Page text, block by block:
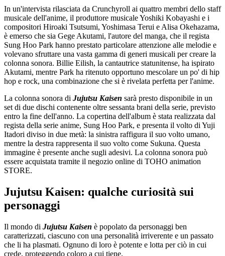
In un'intervista rilasciata da Crunchyroll ai quattro membri dello staff
musicale dell'anime, il produttore musicale Yoshiki Kobayashi e i
compositori Hiroaki Tsutsumi, Yoshimasa Terui e Alisa Okehazama,
è emerso che sia Gege Akutami, l'autore del manga, che il regista
Sung Hoo Park hanno prestato particolare attenzione alle melodie e
volevano sfruttare una vasta gamma di generi musicali per creare la
colonna sonora. Billie Eilish, la cantautrice statunitense, ha ispirato
Akutami, mentre Park ha ritenuto opportuno mescolare un po' di hip
hop e rock, una combinazione che si è rivelata perfetta per l'anime.
La colonna sonora di Jujutsu Kaisen sarà presto disponibile in un
set di due dischi contenente oltre sessanta brani della serie, previsto
entro la fine dell'anno. La copertina dell'album è stata realizzata dal
regista della serie anime, Sung Hoo Park, e presenta il volto di Yuji
Itadori diviso in due metà: la sinistra raffigura il suo volto umano,
mentre la destra rappresenta il suo volto come Sukuna. Questa
immagine è presente anche sugli adesivi. La colonna sonora può
essere acquistata tramite il negozio online di TOHO animation
STORE.
Jujutsu Kaisen: qualche curiosità sui
personaggi
Il mondo di Jujutsu Kaisen è popolato da personaggi ben
caratterizzati, ciascuno con una personalità irriverente e un passato
che li ha plasmati. Ognuno di loro è potente e lotta per ciò in cui
crede, proteggendo coloro a cui tiene.